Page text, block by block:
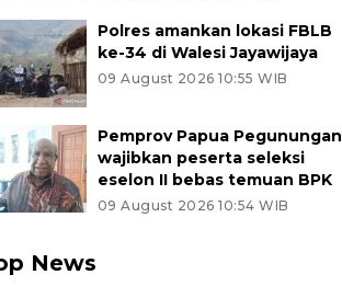
Polres amankan lokasi FBLB
ke-34 di Walesi Jayawijaya
09 August 2026 10:55 WIB
Pemprov Papua Pegunungan
wajibkan peserta seleksi
eselon II bebas temuan BPK
09 August 2026 10:54 WIB
News